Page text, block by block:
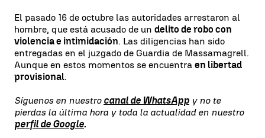
El pasado 16 de octubre las autoridades arrestaron al
hombre, que está acusado de un delito de robo con
violencia e intimidación. Las diligencias han sido
entregadas en el juzgado de Guardia de Massamagrell.
Aunque en estos momentos se encuentra en libertad
provisional.
Síguenos en nuestro canal de WhatsApp y no te
pierdas la última hora y toda la actualidad en nuestro
perfil de Google.